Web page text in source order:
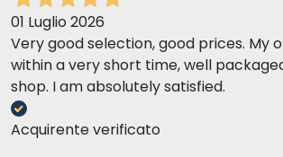
01 Luglio 2026
Very good selection, good prices. My
within a very short time, well
shop. I am absolutely satisfied.
Acquirente verificato